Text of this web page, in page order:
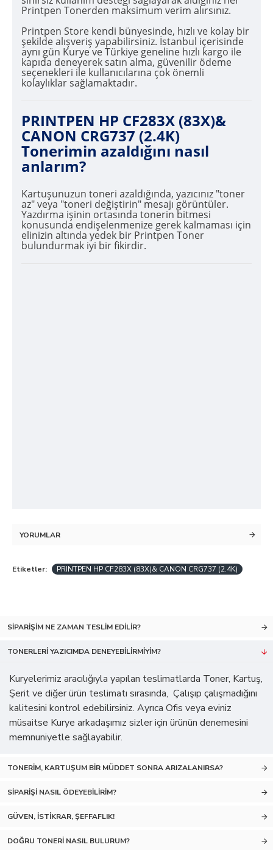
Printpen Tonerden maksimum verim alırsınız.
Printpen Store kendi bünyesinde, hızlı ve kolay bir
şekilde alışveriş yapabilirsiniz. İstanbul içerisinde
aynı gün Kurye ve Türkiye geneline hızlı kargo ile
kapıda deneyerek satın alma, güvenilir ödeme
seçenekleri ile kullanıcılarına çok önemli
kolaylıklar sağlamaktadır.
PRINTPEN HP CF283X (83X)&
CANON CRG737 (2.4K)
Tonerimin azaldığını nasıl
anlarım?
Kartuşunuzun toneri azaldığında, yazıcınız "toner
az" veya "toneri değiştirin" mesajı görüntüler.
Yazdırma işinin ortasında tonerin bitmesi
konusunda endişelenmenize gerek kalmaması için
elinizin altında yedek bir Printpen Toner
bulundurmak iyi bir fikirdir.
YORUMLAR
Etiketler: PRINTPEN HP CF283X (83X)& CANON CRG737 (2.4K)
SIPARIŞIM NE ZAMAN TESLIM EDILIR?
TONERLERI YAZICIMDA DENEYEBILIRMIYIM?
Kuryelerimiz aracılığıyla yapılan teslimatlarda Toner, Kartuş,
Şerit ve diğer ürün teslimatı sırasında, Çalışıp çalışmadığını
kalitesini kontrol edebilirsiniz. Ayrıca Ofis veya eviniz
müsaitse Kurye arkadaşımız sizler için ürünün denemesini
memnuniyetle sağlayabilir.
TONERIM, KARTUŞUM BIR MÜDDET SONRA ARIZALANIRSA?
SIPARIŞI NASIL ÖDEYEBILIRIM?
GÜVEN, İSTIKRAR, ŞEFFAFLIK!
DOĞRU TONERI NASIL BULURUM?